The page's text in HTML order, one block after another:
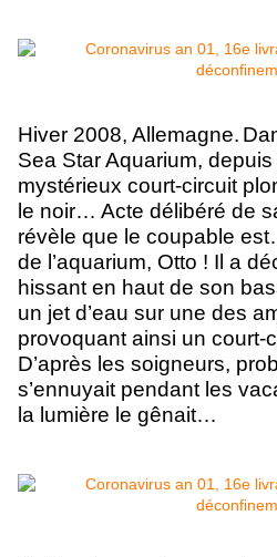
Hiver 2008, Allemagne.
Sea Star Aquarium,
mystérieux court-circuit
le noir… Acte délibéré de
révèle que le coupable
de l’aquarium, Otto ! Il a
hissant en haut de son
un jet d’eau sur une des
provoquant ainsi un court-
D’après les soigneurs,
s’ennuyait pendant les
la lumière le gênait…